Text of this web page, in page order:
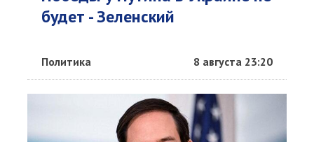
будет - Зеленский
Политика 8 августа 23:20